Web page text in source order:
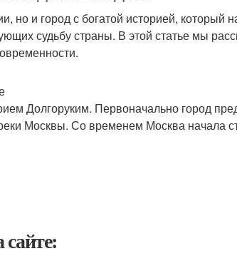
но и город с богатой историей, который
судьбу страны. В этой статье мы
Долгоруким. Первоначально город
Москвы. Со временем Москва начала